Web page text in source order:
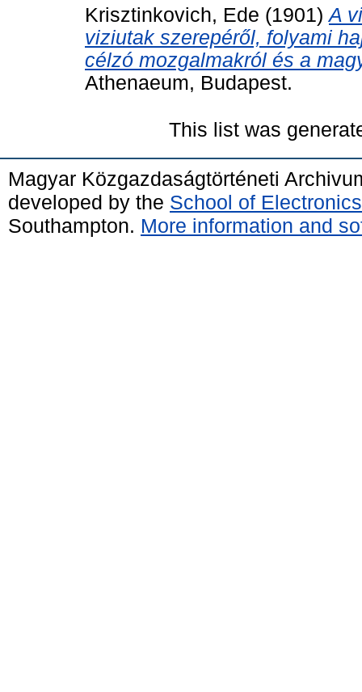
Krisztinkovich, Ede (1901)A
viziutak szerepéről, folyami
célzó mozgalmakról és a
Athenaeum, Budapest.
This list was
Magyar Közgazdaságtörténeti
developed by the School of
Southampton. More information and